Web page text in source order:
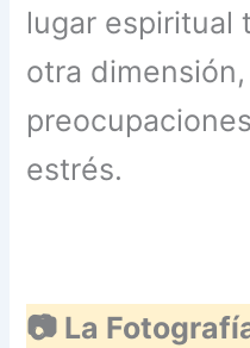
lugar espiritual
otra
estrés.
📷 La